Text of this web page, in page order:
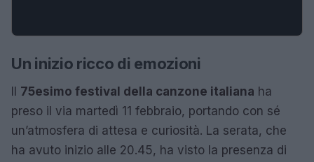
Un inizio ricco di emozioni
75esimo festival della canzone italiana ha
preso il via martedì 11 febbraio, portando con sé
un’atmosfera di attesa e curiosità. La serata, che
ha avuto inizio alle 20.45, ha visto la presenza di